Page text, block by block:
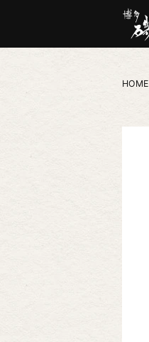
HOME